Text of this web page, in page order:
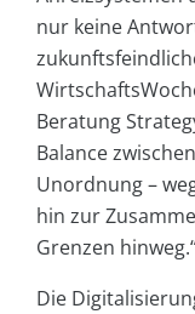
nur keine
Beratung
Balance
Unordnung –
hin zur
Grenzen
Die